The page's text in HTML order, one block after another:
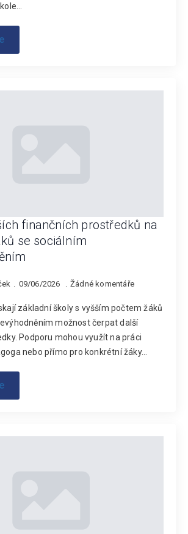
finančních prostředků na
se sociálním
09/06/2026 Žádné komentáře
základní školy s vyšším počtem žáků
možnost čerpat další
Podporu mohou využít na práci
nebo přímo pro konkrétní žáky…